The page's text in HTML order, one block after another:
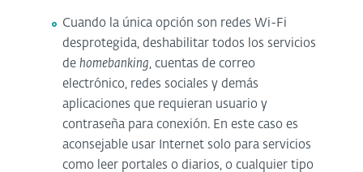
Cuando la única opción son redes Wi-Fi
desprotegida, deshabilitar todos los servicios
dehomebanking , cuentas de correo
electrónico, redes sociales y demás
aplicaciones que requieran usuario y
contraseña para conexión. En este caso es
aconsejable usar Internet solo para servicios
como leer portales o diarios, o cualquier tipo